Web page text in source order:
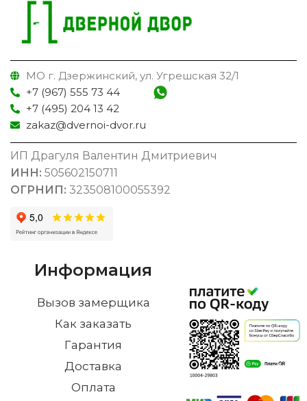
МО г. Дзержинский, ул. Угрешская 32/1
+7 (967) 555 73 44
+7 (495) 204 13 42
zakaz@dvernoi-dvor.ru
ИП Драгуля Валентин Дмитриевич
ИНН: 505602150711
ОГРНИП: 323508100055392
Информация
Вызов замерщика
Как заказать
Гарантия
Доставка
Оплата